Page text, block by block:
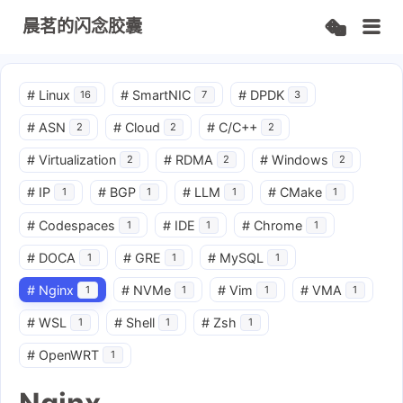
晨茗的闪念胶囊
# Linux 16 # SmartNIC 7 # DPDK 3
# ASN 2 # Cloud 2 # C/C++ 2
# Virtualization 2 # RDMA 2 # Windows 2
# IP 1 # BGP 1 # LLM 1 # CMake 1
# Codespaces 1 # IDE 1 # Chrome 1
# DOCA 1 # GRE 1 # MySQL 1
# Nginx 1 # NVMe 1 # Vim 1 # VMA 1
# WSL 1 # Shell 1 # Zsh 1
# OpenWRT 1